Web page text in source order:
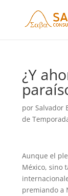
¿Y
por Salvador
de
Aunque el
México, sino
premiando a